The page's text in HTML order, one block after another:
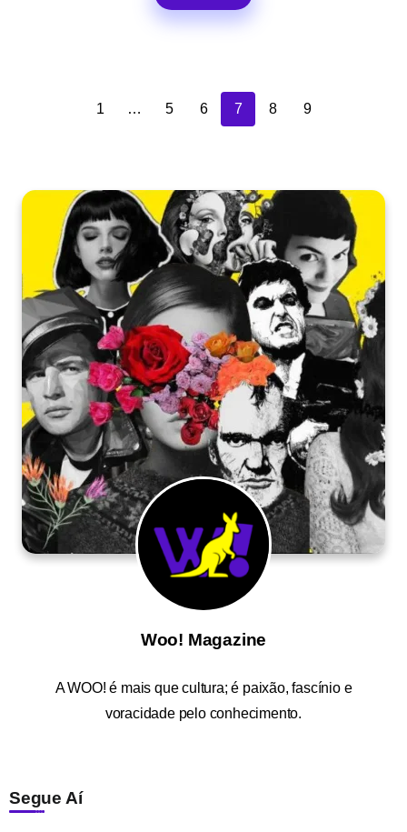
1 … 5 6 7 8 9
Woo! Magazine
AWOO! é mais que cultura; é paixão, fascínio e
voracidade pelo conhecimento.
Segue Aí